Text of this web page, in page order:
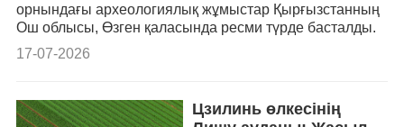
орнындағы археологиялық жұмыстар Қырғызстанның
Ош облысы, Өзген қаласында ресми түрде басталды.
17-07-2026
Цзилинь өлкесінің